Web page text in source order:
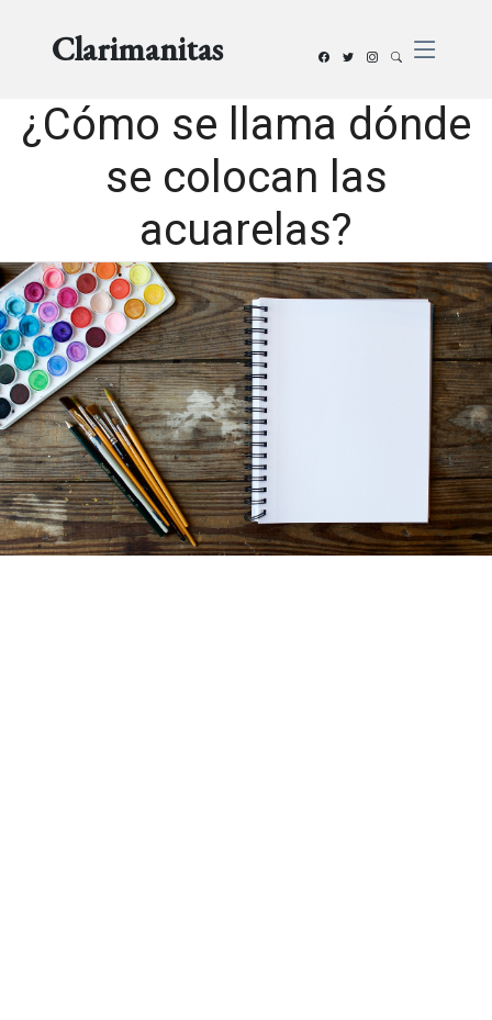
Clarimanitas
¿Cómo se llama dónde
se colocan las
acuarelas?